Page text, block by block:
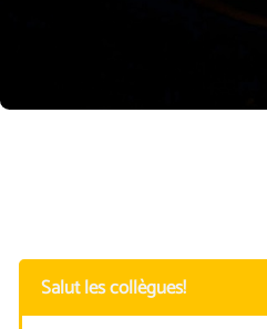
Salut les collègues!